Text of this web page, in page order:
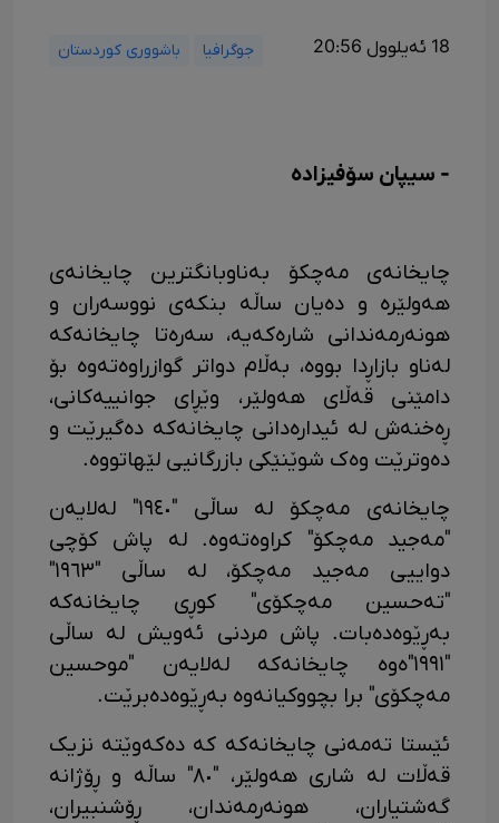
18 ئەیلوول 20:56 جوگرافیا باشووری کوردستان
- سیپان سۆفیزادە
چایخانەی مەچکۆ بەناوبانگترین چایخانەی
هەولێرە و دەیان ساڵە بنکەی نووسەران و
هونەرمەندانی شارەکەیە، سەرەتا چایخانەکە
لەناو بازاڕدا بووە، بەڵام دواتر گوازراوەتەوە بۆ
دامێنی قەڵای هەولێر، وێڕای جوانییەکانی،
ڕەخنەش لە ئیدارەدانی چایخانەکە دەگیرێت و
دەوترێت وەک شوێنێکی بازرگانیی لێهاتووە.
چایخانەی مەچکۆ لە ساڵی "١٩٤٠" لەلایەن
"مەجید مەچکۆ" کراوەتەوە. لە پاش کۆچی
دواییی مەجید مەچکۆ، لە ساڵی "١٩٦٣"
"تەحسین مەچکۆی" کوڕی چایخانەکە
بەڕێوەدەبات. پاش مردنی ئەویش لە ساڵی
"١٩٩١"ەوە چایخانەکە لەلایەن "موحسین
مەچکۆی" برا بچووکیانەوە بەڕێوەدەبرێت.
ئێستا تەمەنی چایخانەکە کە دەکەوێتە نزیک
قەڵات لە شاری هەولێر، "٨٠" ساڵە و ڕۆژانە
گەشتیاران، هونەرمەندان، ڕۆشنبیران،